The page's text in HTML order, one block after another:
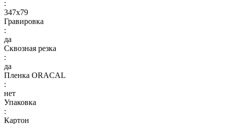
:
347х79
Гравировка
:
да
Сквозная резка
:
да
Пленка ORACAL
:
нет
Упаковка
:
Картон